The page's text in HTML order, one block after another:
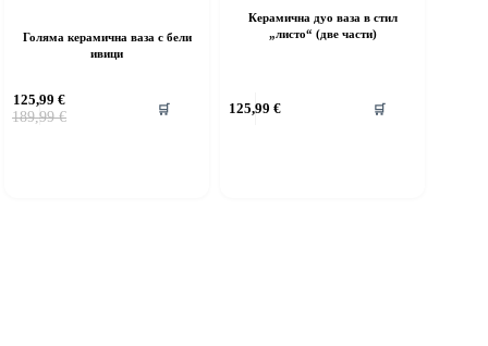
Голяма керамична ваза с бели
ивици
189,99€
Original
125,99€
Текущата
🛒
Керамична дуо ваза в стил
„листо“ (две части)
125,99€ 🛒